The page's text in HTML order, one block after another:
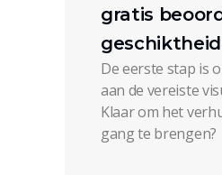
gratis
De eerste stap is
aan de vereiste
Klaar om het
gang te brengen?